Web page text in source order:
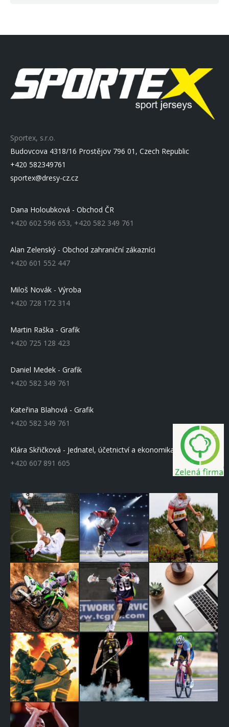
Sportex, s.r.o.
Budovcova 4318/16 Prostějov 796 01, Czech Republic
+420 582349761
sportex@dresy-cz.cz
Dana Holoubková - Obchod ČR
+420 602 596 653, +420 582 349 761
Alan Zelenský - Obchod zahraniční zákazníci
+420 601 552 447
Miloš Novák - Výroba
+420 728 172 314
Martin Raška - Grafik
+420 725 128 423
Daniel Medek - Grafik
+420 582 349 761
Kateřina Blahová - Grafik
+420 582 349 761
Klára Skřičková - Jednatel, účetnictví a ekonomika
+420 607 891 605